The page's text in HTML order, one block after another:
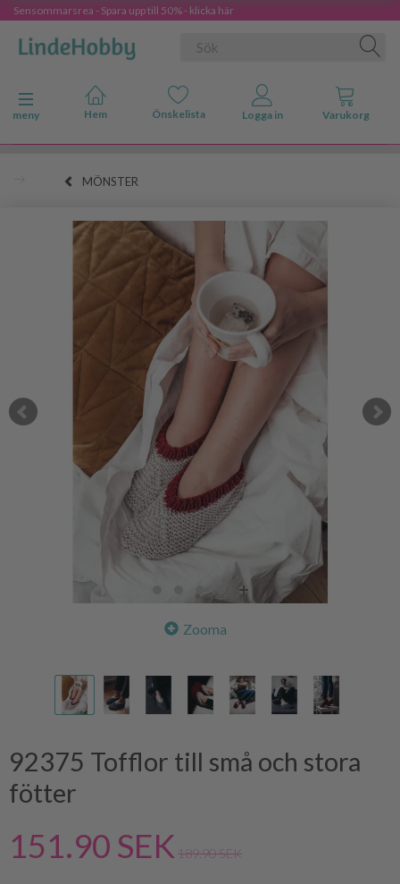
Sensommarsrea - Spara upp till 50% - klicka här
Ändra navigering
meny
MÖNSTER
Zooma
92375 Tofflor till små och stora
fötter
151.90 SEK 189.90 SEK